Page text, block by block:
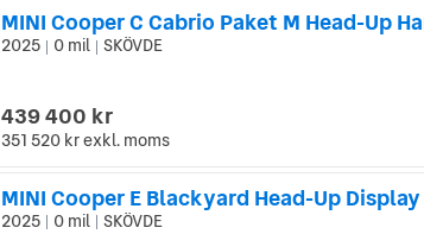
2025 0 mil SKÖVDE
439 400 kr
351 520 krexkl. moms
MINI Cooper E Blackyard Head-Up
2025 0 mil SKÖVDE